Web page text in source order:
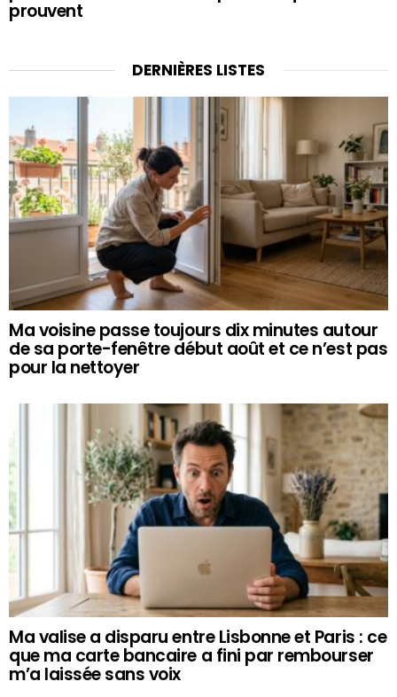
prouvent
DERNIÈRES LISTES
Ma voisine passe toujours dix minutes autour
de sa porte-fenêtre début août et ce n’est pas
pour la nettoyer
Ma valise a disparu entre Lisbonne et Paris : ce
que ma carte bancaire a fini par rembourser
m’a laissée sans voix